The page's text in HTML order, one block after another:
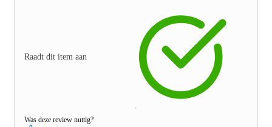
Raadt dit item aan
Was deze review nuttig?